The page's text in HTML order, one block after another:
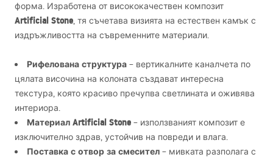
форма. Изработена от висококачествен композит
Artificial Stone, тя съчетава визията на естествен камък с
издръжливостта на съвременните материали.
Рифелована структура – вертикалните каналчета по
цялата височина на колоната създават интересна
текстура, която красиво пречупва светлината и оживява
интериора.
Материал Artificial Stone – използваният композит е
изключително здрав, устойчив на повреди и влага.
Поставка с отвор за смесител – мивката разполага с